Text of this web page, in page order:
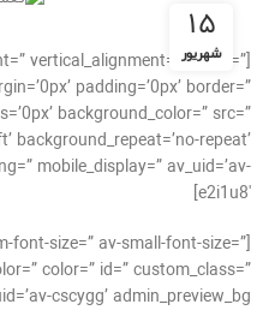
۱۵
شهریور
vertical_alignment=” space=”
padding=’0px’ border=”
background_color=” src=”
background_repeat=’no-repeat’
mobile_display=” av_uid=’av-
e2i1u8′]
font-size=” av-small-font-size=”
color=” id=” custom_class=”
cscygg’ admin_preview_bg=”]